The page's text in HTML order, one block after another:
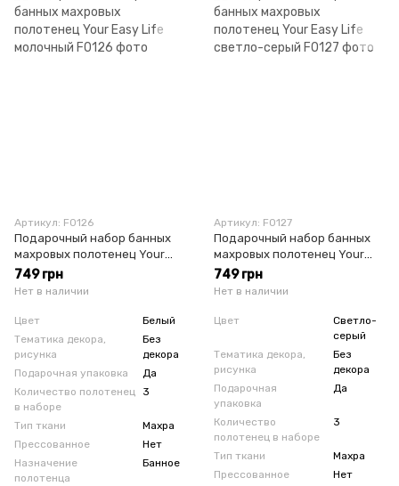
Артикул: F0126
Подарочный набор банных
махровых полотенец Your
Easy Life молочный
749 грн
Нет в наличии
Цвет
Белый
Тематика декора,
рисунка
Без
декора
Подарочная упаковка
Да
Количество полотенец
в наборе
3
Тип ткани
Махра
Прессованное
Нет
Назначение
полотенца
Банное
Артикул: F0127
Подарочный набор банных
махровых полотенец Your
Easy Life светло-серый
749 грн
Нет в наличии
Цвет
Светло-
серый
Тематика декора,
рисунка
Без
декора
Подарочная
упаковка
Да
Количество
полотенец в наборе
3
Тип ткани
Махра
Прессованное
Нет